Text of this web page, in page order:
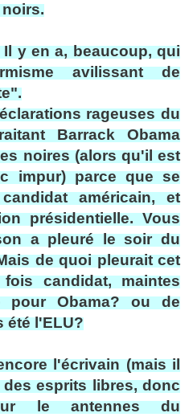
y en a, beaucoup, qui
avilissant de
rageuses du
Barrack Obama
noires (alors qu'il est
impur) parce que se
américain, et
présidentielle. Vous
a pleuré le soir du
de quoi pleurait cet
candidat, maintes
pour Obama? ou de
été l'ELU?
l'écrivain (mais il
esprits libres, donc
le antennes du